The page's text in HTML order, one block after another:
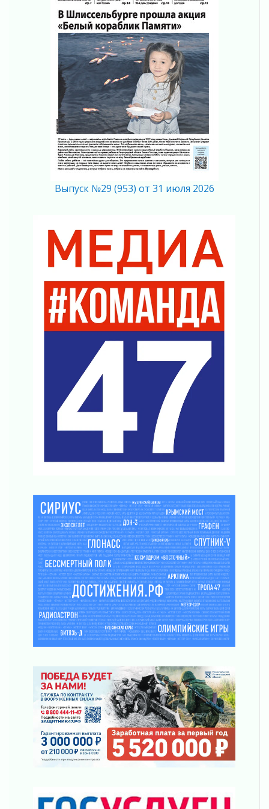
действовать при укусе клеща
02 августа 2026
В Ивангороде назвали новых почетных
граждан Ленинградской области
02 августа 2026
Готовность №1
02 августа 2026
Километровые столбы «Дороги жизни»
отправили на реставрацию
02 августа 2026
Ленобласть внедрила передовую подготовку
операторов БПЛА
02 августа 2026
В Ивангороде появилась «Избушка-
Юхла, мука, кантеле и Водяной
01 августа 2026
Лето катится с горки
01 августа 2026
В Ленобласти открылась экспозиция к 150-
летию Билибина
01 августа 2026
Лето без гаджетов
Болезнь девственниц и вампиров
Безмолвный крик о помощи
01 августа 2026
В музей всей семьёй
Все силы в кулак
01 августа 2026
Айда на пляж!
01 августа 2026
Один в поле — не воин
01 августа 2026
Пик топливного кризиса в регионе прошёл
31 июля 2026
О мужестве, долге и стойкости
31 июля 2026
Ленинградцы — бойцам «Барс-Ленинградец»
Маршрутами будущего — к заветной цели
31 июля 2026
«Корвет» на страже
31 июля 2026
Правила для жизни
31 июля 2026
С рабочим визитом
кораблик Памяти»
Выпуск №29 (953) от 31 июля 2026